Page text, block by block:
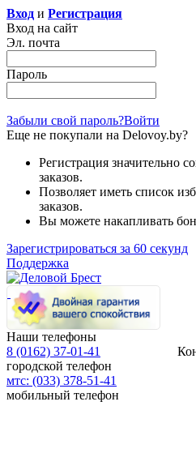
Вход и Регистрация
Вход на сайт
Эл. почта
Пароль
Забыли свой пароль?Войти
Еще не покупали на Delovoy.by?
Регистрация значительно
заказов.
Позволяет иметь список
заказов.
Вы можете накапливать
Зарегистрироваться за 60 секунд
Поддержка
Наши телефоны
8 (0162) 37-01-41
городской телефон
мтс: (033) 378-51-41
мобильный телефон